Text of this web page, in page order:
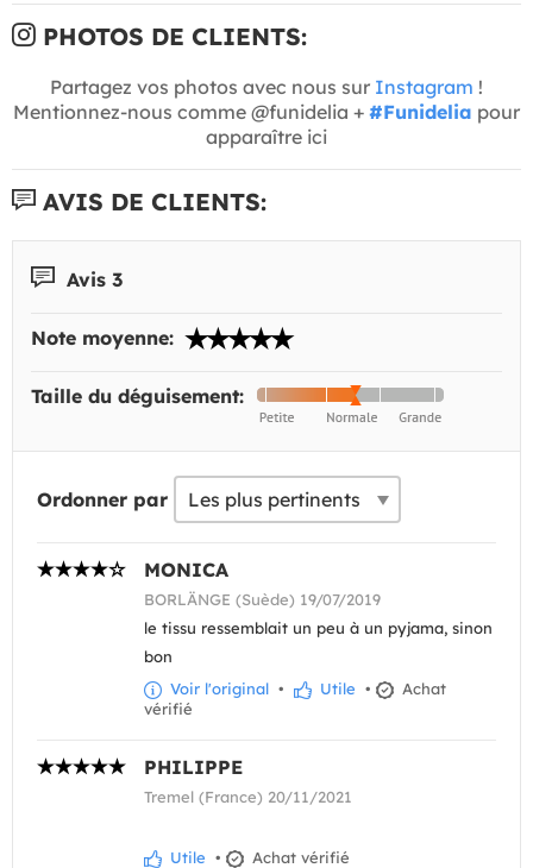
PHOTOS DE CLIENTS:
Partagez vos photos avec nous sur Instagram !
Mentionnez-nous comme @funidelia + #Funidelia pour
apparaître ici
AVIS DE CLIENTS:
Avis 3
Note moyenne:
Taille du déguisement:
Ordonner par
MONICA
BORLÄNGE (Suède) 19/07/2019
le tissu ressemblait un peu à un pyjama, sinon
bon
Voir l'original • Utile •
Achat
vérifié
PHILIPPE
Tremel (France) 20/11/2021
Utile • Achat vérifié